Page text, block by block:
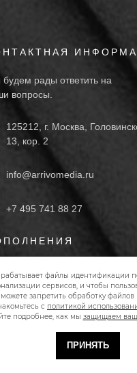
файлы идентификации
сервисов, и чтобы
запретить обработку файлов
с политикой
подробнее, как мы защищаем
ПРИНЯТЬ
рады ответить на
вопросы.
125212, г. Москва,
13, кор. 2
info@arrivomedia.ru
+7 495 741 88 27